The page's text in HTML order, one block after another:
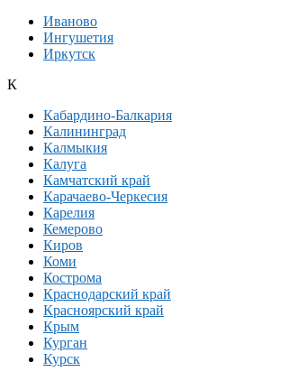
Иваново
Ингушетия
Иркутск
К
Кабардино-Балкария
Калининград
Калмыкия
Калуга
Камчатский край
Карачаево-Черкесия
Карелия
Кемерово
Киров
Коми
Кострома
Краснодарский край
Красноярский край
Крым
Курган
Курск